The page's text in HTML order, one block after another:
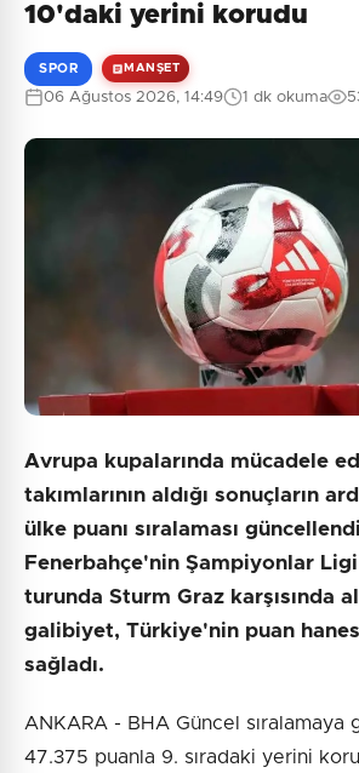
10'daki yerini korudu
SPOR MANŞET
06 Ağustos 2026, 14:49 1 dk okuma
Avrupa kupalarında mücadele
takımlarının aldığı sonuçların
ülke puanı sıralaması
Fenerbahçe'nin Şampiyonlar
turunda Sturm Graz karşısında
galibiyet, Türkiye'nin puan
sağladı.
ANKARA - BHA Güncel sıralamaya
47.375 puanla 9. sıradaki yerini